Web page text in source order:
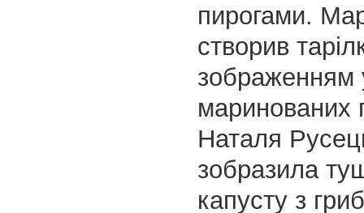
пирогами.
створив
зображенням
маринованих
Наталя
зобразила
капусту з